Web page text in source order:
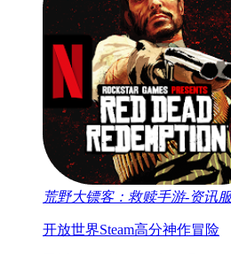
荒野大镖客：救赎手游-资讯
开放世界Steam高分神作冒险